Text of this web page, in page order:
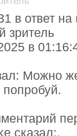
в ответ
зритель
в
Можно
сказал:.